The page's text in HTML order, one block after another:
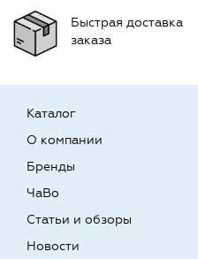
Быстрая доставка
заказа
Каталог
О компании
Бренды
ЧаВо
Статьи и обзоры
Новости